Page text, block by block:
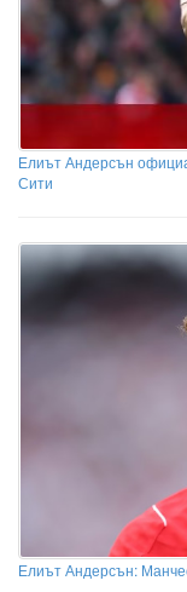
Елиът Андерсън
Сити
Елиът Андерсън: